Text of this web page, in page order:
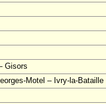
Gisors
Motel – Ivry-la-Bataille